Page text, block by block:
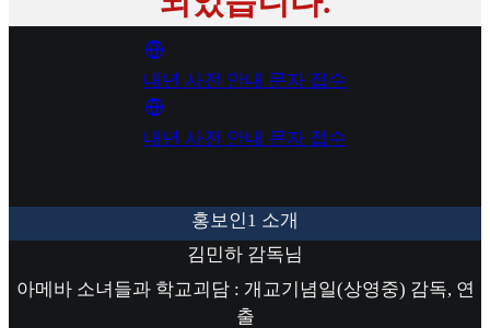
내년 사전 안내 문자 접수
내년 사전 안내 문자 접수
홍보인1 소개
김민하 감독님
아메바 소녀들과 학교괴담 : 개교기념일(상영중) 감독, 연
출